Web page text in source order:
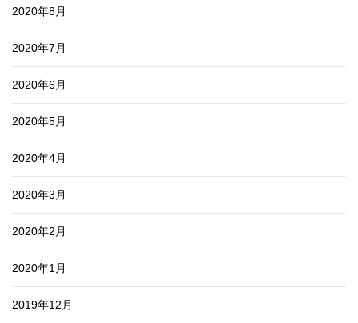
2020年8月
2020年7月
2020年6月
2020年5月
2020年4月
2020年3月
2020年2月
2020年1月
2019年12月